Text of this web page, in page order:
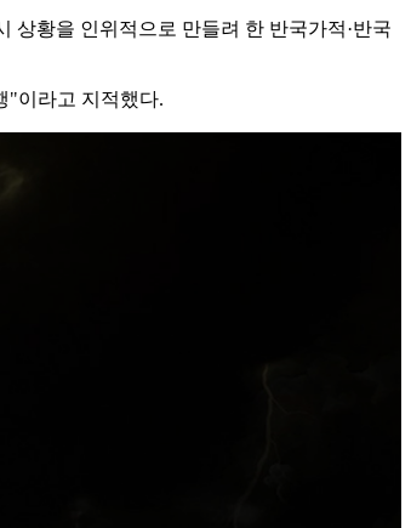
상황을 인위적으로 만들려 한 반국가적·반국
"이라고 지적했다.